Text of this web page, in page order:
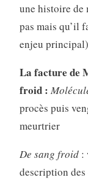
une histoire de
pas mais qu’il
enjeu
La facture de
froid :
procès puis
meurtrier
De sang froid :
description